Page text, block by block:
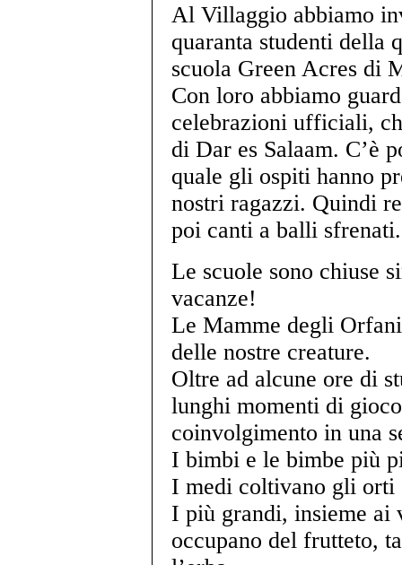
Al Villaggio abbiamo
quaranta studenti della
scuola Green Acres di
Con loro abbiamo
celebrazioni ufficiali,
di Dar es Salaam. C’è
quale gli ospiti hanno
nostri ragazzi. Quindi
poi canti a balli sfrenati.
Le scuole sono chiuse
vacanze!
Le Mamme degli
delle nostre creature.
Oltre ad alcune ore di
lunghi momenti di
coinvolgimento in una
I bimbi e le bimbe più
I medi coltivano gli orti
I più grandi, insieme ai
occupano del frutteto,